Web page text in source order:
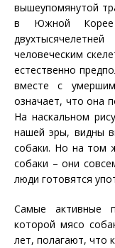
вышеупомянутой
в Южной Корее
человеческим
естественно
вместе с
означает, что она
На наскальном
нашей эры, видны
собаки. Но на том
собаки – они
люди готовятся
Самые активные
которой мясо
лет, полагают, что